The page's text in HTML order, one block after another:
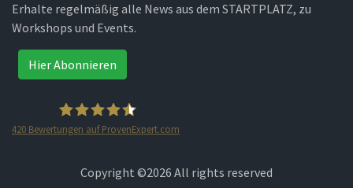
Erhalte regelmäßig alle News aus dem STARTPLATZ, zu
Workshops und Events.
Hier Abonnieren
420 Bewertungen auf ProvenExpert.com
Copyright ©2026 All rights reserved